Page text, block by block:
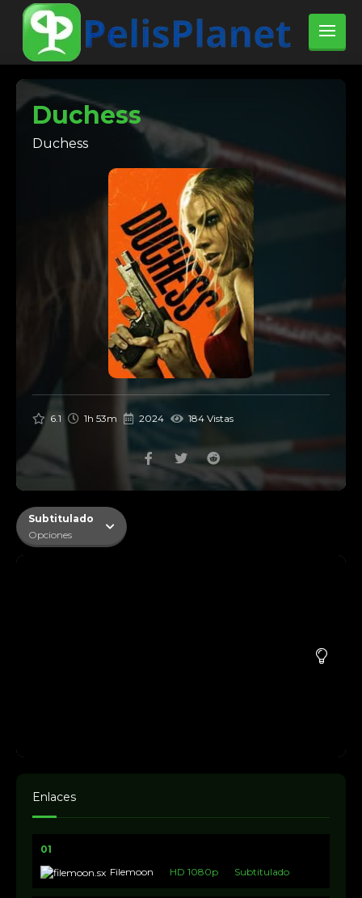
Duchess
Duchess
6.1 1h 53m 2024 184 Vistas
Subtitulado
Opciones
Enlaces
01
Filemoon
HD 1080p Subtitulado